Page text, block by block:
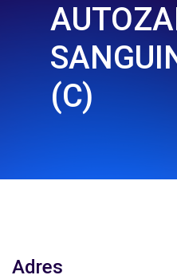
(C)
Adres